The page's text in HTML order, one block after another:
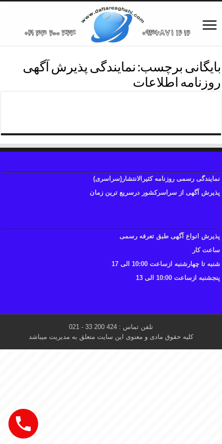
بایگانی برچسب: نمایندگی پذیرش آگهی
روزنامه اطلاعات
نمایندگی رسمی روزنامه کثیرالانتشار(سراسری)
پذیرش آگهی از سراسرکشور درسریع ترین زمان
پذیرش انواع آگهی طبق تعرفه رسمی
ساعت کار
شنبه تا چهارشنبه ازساعت 10:00 الی 17
پنجشنبه ازساعت 10:00 الی 13
تلفن تماس : 424 200 33 - 021
کلیه حقوق مادی و معنوی این سایت متعلق به مدیریت میباشد